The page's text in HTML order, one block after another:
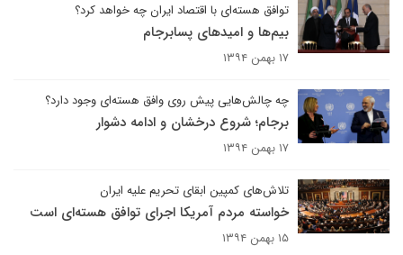
توافق هسته‌ای با اقتصاد ایران چه خواهد کرد؟
بیم‌ها و امید‌های پسابرجام
۱۷ بهمن ۱۳۹۴
چه چالش‌هایی پیش روی وافق هسته‌ای وجود دارد؟
برجام؛ شروع درخشان و ادامه دشوار
۱۷ بهمن ۱۳۹۴
تلاش‌های کمپین ابقای تحریم‌ علیه ایران
خواسته مردم آمریکا اجرای توافق هسته‌ای است
۱۵ بهمن ۱۳۹۴